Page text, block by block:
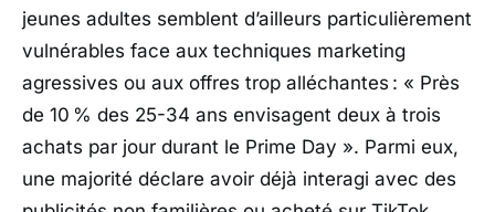
jeunes adultes semblent d’ailleurs particulièrement
vulnérables face aux techniques marketing
agressives ou aux offres trop alléchantes : « Près
de 10 % des 25-34 ans envisagent deux à trois
achats par jour durant le Prime Day ». Parmi eux,
une majorité déclare avoir déjà interagi avec des